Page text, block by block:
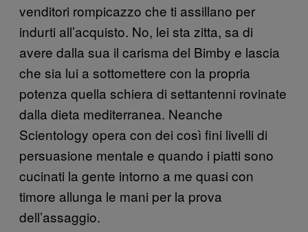
venditori rompicazzo che ti assillano per
indurti all’acquisto. No, lei sta zitta, sa di
avere dalla sua il carisma del Bimby e lascia
che sia lui a sottomettere con la propria
potenza quella schiera di settantenni rovinate
dalla dieta mediterranea. Neanche
Scientology opera con dei così fini livelli di
persuasione mentale e quando i piatti sono
cucinati la gente intorno a me quasi con
timore allunga le mani per la prova
dell’assaggio.